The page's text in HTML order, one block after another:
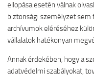
ellopása esetén válnak
biztonsági személyzet sem
archívumok eléréséhez
vállalatok hatékonyan
Annak érdekében, hogy a
adatvédelmi szabályokat,